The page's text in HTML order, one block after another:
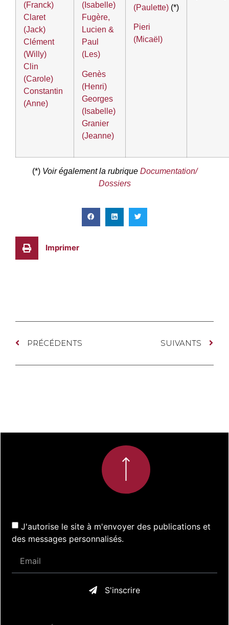
(Franck)
Claret
(Jack)
Clément
(Willy)
Clin
(Carole)
Constantin
(Anne)
(Isabelle)
Fugère,
Lucien &
Paul
(Les)
Genès
(Henri)
Georges
(Isabelle)
Granier
(Jeanne)
(Paulette) (*)
Pieri
(Micaël)
(*) Voir également la rubrique Documentation/
Dossiers
Imprimer
PRÉCÉDENTS SUIVANTS
J'autorise le site à m'envoyer des publications et
des messages personnalisés.
S'inscrire